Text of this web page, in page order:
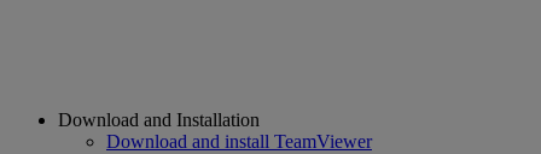
Download and Installation
Download and install TeamViewer